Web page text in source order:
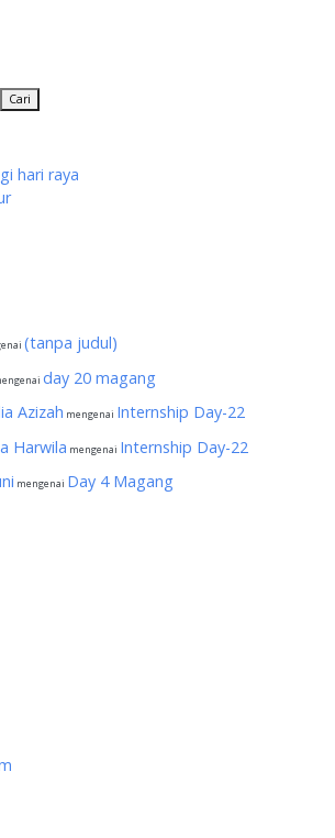
Cari
hari raya
(tanpa judul)
day 20 magang
Azizah mengenai Internship Day-22
Harwila mengenai Internship Day-22
mengenai Day 4 Magang